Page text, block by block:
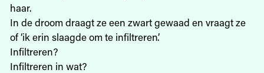
haar.
In de droom draagt ze een zwart gewaad en vraagt ze
of ‘ik erin slaagde om te infiltreren’.
Infiltreren?
Infiltreren in wat?